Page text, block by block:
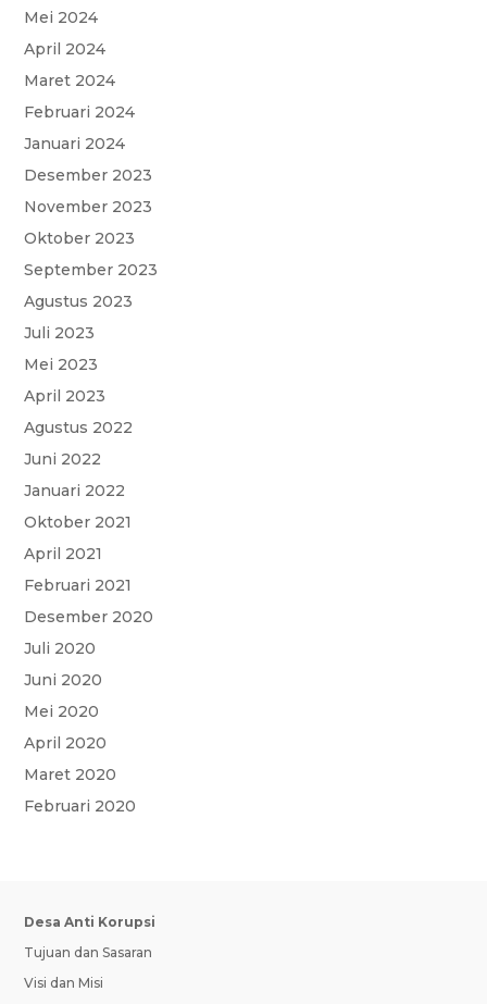
Mei 2024
April 2024
Maret 2024
Februari 2024
Januari 2024
Desember 2023
November 2023
Oktober 2023
September 2023
Agustus 2023
Juli 2023
Mei 2023
April 2023
Agustus 2022
Juni 2022
Januari 2022
Oktober 2021
April 2021
Februari 2021
Desember 2020
Juli 2020
Juni 2020
Mei 2020
April 2020
Maret 2020
Februari 2020
Desa Anti Korupsi
Tujuan dan Sasaran
Visi dan Misi